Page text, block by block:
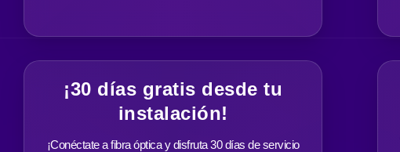
¡30 días gratis desde tu
instalación!
¡Conéctate a fibra óptica y disfruta 30 días de servicio